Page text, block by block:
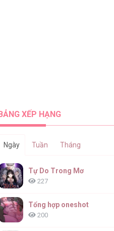
XẾP HẠNG
Ngày Tuần Tháng
Tự Do Trong Mơ
227
Tổng hợp oneshot
200